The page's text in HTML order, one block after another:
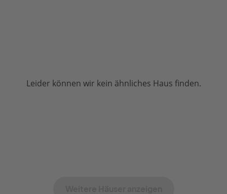
Leider können wir kein ähnliches Haus finden.